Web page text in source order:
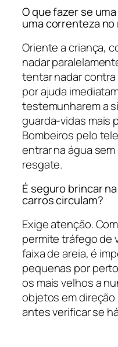
O que fazer se
uma correnteza no
Oriente a criança,
nadar
tentar nadar
por ajuda
testemunharem a
guarda-vidas mais
Bombeiros pelo
entrar na água
resgate.
É seguro brincar
carros circulam?
Exige atenção.
permite tráfego de
faixa de areia, é
pequenas por
os mais velhos a
objetos em
antes verificar se